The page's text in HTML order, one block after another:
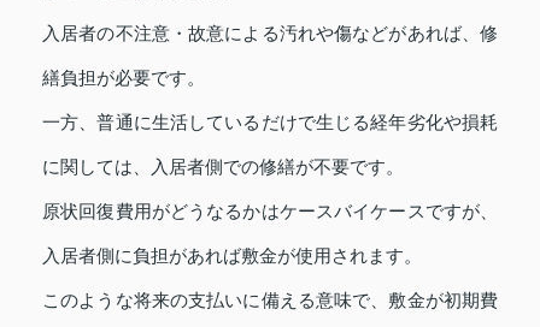
入居者の不注意・故意による汚れや傷などがあれば、修
繕負担が必要です。
一方、普通に生活しているだけで生じる経年劣化や損耗
に関しては、入居者側での修繕が不要です。
原状回復費用がどうなるかはケースバイケースですが、
入居者側に負担があれば敷金が使用されます。
このような将来の支払いに備える意味で、敷金が初期費